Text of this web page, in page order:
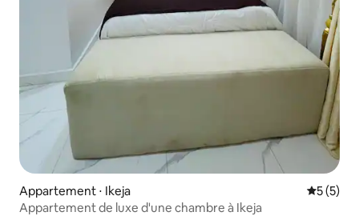
Appartement ⋅ Ikeja
5 (5)
Appartement de luxe d'une chambre à Ikeja